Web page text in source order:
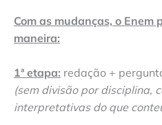
Com as mudanças, o Enem
maneira:
1ª etapa: redação +
(sem divisão por disciplina,
interpretativas do que